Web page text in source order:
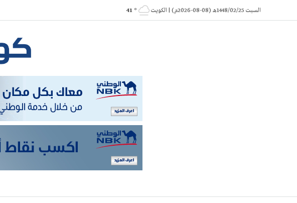
to
السبت 1448/02/25هـ (08-08-2026م) | الكويت ° 41